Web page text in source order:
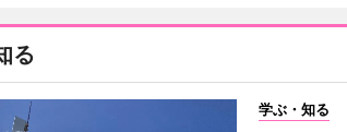
る
学ぶ・知る